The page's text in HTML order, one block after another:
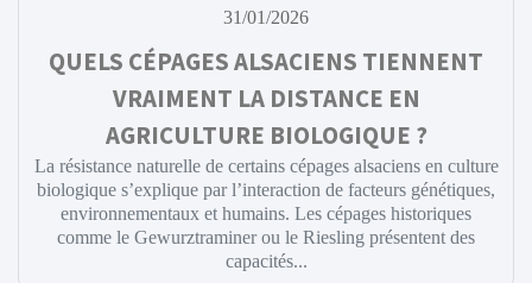
31/01/2026
QUELS CÉPAGES ALSACIENS TIENNENT
VRAIMENT LA DISTANCE EN
AGRICULTURE BIOLOGIQUE ?
La résistance naturelle de certains cépages alsaciens en culture
biologique s’explique par l’interaction de facteurs génétiques,
environnementaux et humains. Les cépages historiques
comme le Gewurztraminer ou le Riesling présentent des
capacités...